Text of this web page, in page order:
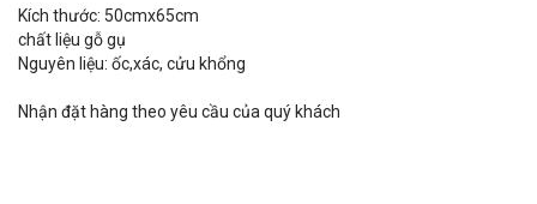
Kích thước: 50cmx65cm
chất liệu gỗ gụ
Nguyên liệu: ốc,xác, cửu khổng
Nhận đặt hàng theo yêu cầu của quý khách